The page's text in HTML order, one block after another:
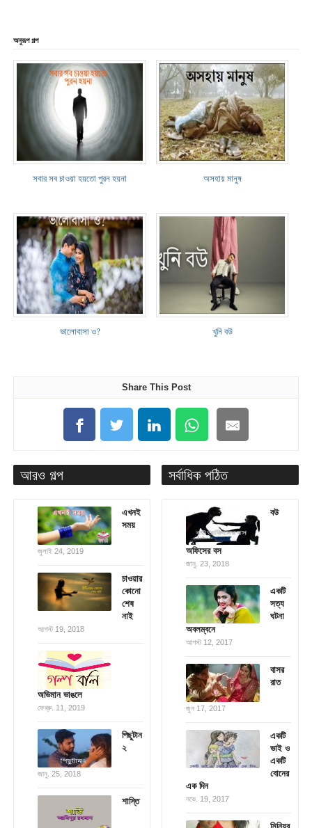
অনুরূপ গল্প
সবার সব চাওয়া হয়তো পুরন হয়না অসহায় মানুষ
ভালোবাসা ও? খুনি বউ
Share This Post
আরও গল্প
এখনই
সময়
জুলাই 24, 2019
চাওয়ার
কোনো
শেষ
নাই
আগস্ট 19, 2018
অভিমান ভাঙলে
ফেব্রু. 11, 2019
পিছুটান
২
জানু. 25, 2018
শাস্তি
সর্বাধিক পঠিত
বউ
অফিসের বস
জানু. 23, 2018
একটি
সত্য
ঘটনা
অবলম্বনে
আগস্ট 12, 2017
বাসর
রাত
জুন 17, 2017
একটি
ভাই ও
একটি
বোনের
এক দিন
নভে. 19, 2017